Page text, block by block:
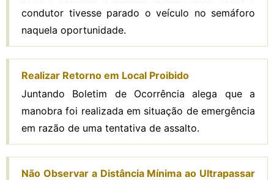
condutor tivesse parado o veículo no semáforo
naquela oportunidade.
Realizar Retorno em Local Proibido
Juntando Boletim de Ocorrência alega que a
manobra foi realizada em situação de emergência
em razão de uma tentativa de assalto.
Não Observar a Distância Mínima ao Ultrapassar